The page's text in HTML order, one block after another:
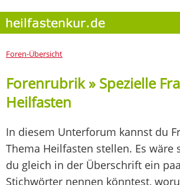
Foren-Übersicht
Forenrubrik » Spezielle
Heilfasten
In diesem Unterforum kannst du
Thema Heilfasten stellen. Es wäre
du gleich in der Überschrift ein
Stichwörter nennen könntest,